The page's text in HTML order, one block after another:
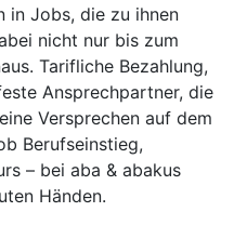
in Jobs, die zu ihnen
nicht nur bis zum
Tarifliche Bezahlung,
Ansprechpartner, die
Versprechen auf dem
Berufseinstieg,
– bei aba & abakus
Händen.